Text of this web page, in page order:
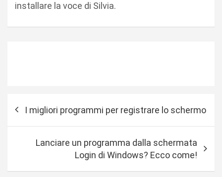
installare la voce di Silvia.
I migliori programmi per registrare lo schermo
Lanciare un programma dalla schermata
Login di Windows? Ecco come!